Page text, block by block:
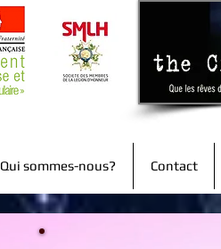
Qui sommes-nous? Contact